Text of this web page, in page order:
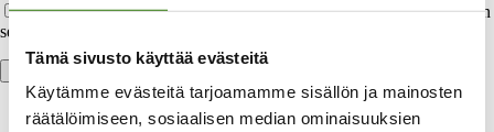
Tämä sivusto käyttää evästeitä
Käytämme evästeitä tarjoamamme sisällön ja mainosten
räätälöimiseen, sosiaalisen median ominaisuuksien
Tallenna nimeni, sähköpostiosoitteeni ja kotisivuni tähän selaimeen
seuraavaa kommentointikertaa varten.